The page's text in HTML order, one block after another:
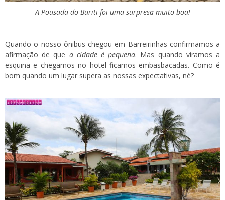
A Pousada do Buriti foi uma surpresa muito boa!
Quando o nosso ônibus chegou em Barreirinhas confirmamos a
afirmação de que a cidade é pequena. Mas quando viramos a
esquina e chegamos no hotel ficamos embasbacadas. Como é
bom quando um lugar supera as nossas expectativas, né?